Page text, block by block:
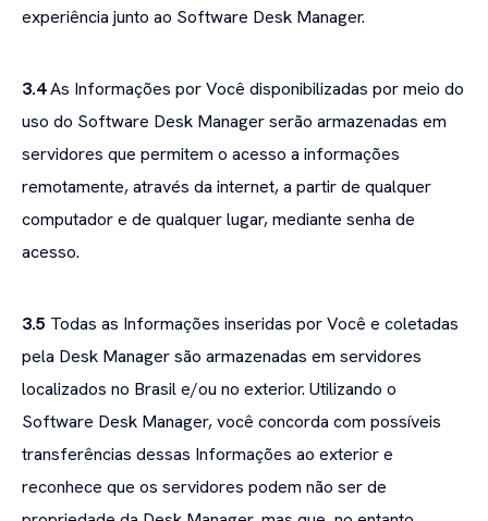
experiência junto ao Software Desk Manager.
3.4As Informações por Você disponibilizadas por meio do
uso do Software Desk Manager serão armazenadas em
servidores que permitem o acesso a informações
remotamente, através da internet, a partir de qualquer
computador e de qualquer lugar, mediante senha de
acesso.
3.5 Todas as Informações inseridas por Você e coletadas
pela Desk Manager são armazenadas em servidores
localizados no Brasil e/ou no exterior. Utilizando o
Software Desk Manager, você concorda com possíveis
transferências dessas Informações ao exterior e
reconhece que os servidores podem não ser de